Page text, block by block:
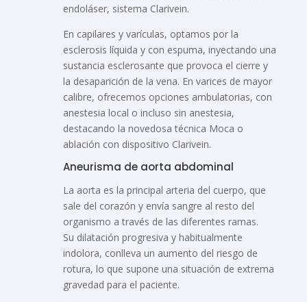
endoláser, sistema Clarivein.
En capilares y varículas, optamos por la
esclerosis líquida y con espuma, inyectando una
sustancia esclerosante que provoca el cierre y
la desaparición de la vena. En varices de mayor
calibre, ofrecemos opciones ambulatorias, con
anestesia local o incluso sin anestesia,
destacando la novedosa técnica Moca o
ablación con dispositivo Clarivein.
Aneurisma de aorta abdominal
La aorta es la principal arteria del cuerpo, que
sale del corazón y envía sangre al resto del
organismo a través de las diferentes ramas.
Su dilatación progresiva y habitualmente
indolora, conlleva un aumento del riesgo de
rotura, lo que supone una situación de extrema
gravedad para el paciente.